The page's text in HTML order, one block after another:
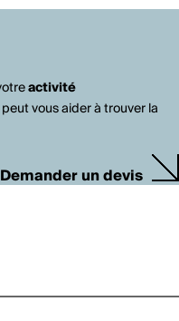
activité
vous aider à trouver la
Demander un devis